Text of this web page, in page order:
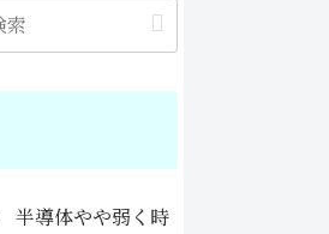
半導体やや弱く時